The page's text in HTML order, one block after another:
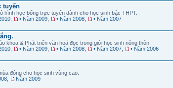
tuyến
hình học bổng trực tuyến dành cho học sinh bậc THPT.
• Năm 2009 • Năm 2008 • Năm 2007
khoa & Phát triển văn hoá đọc trong giới học sinh nông thôn.
• Năm 2009 • Năm 2008 • Năm 2007 • Năm 2006
đông cho học sinh vùng cao.
Năm 2009